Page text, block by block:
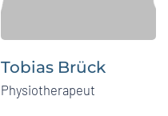
Tobias Brück
Physiotherapeut